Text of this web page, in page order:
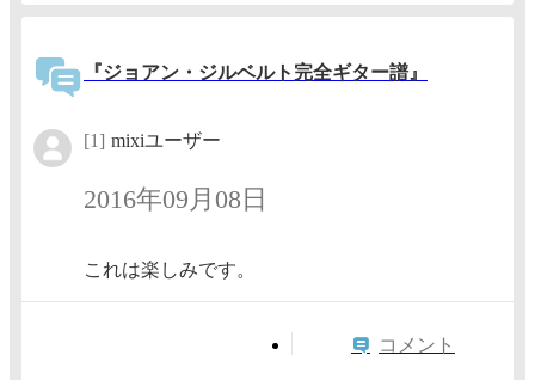
『ジョアン・ジルベルト完全ギター譜』
[1] mixiユーザー
2016年09月08日
これは楽しみです。
コメント